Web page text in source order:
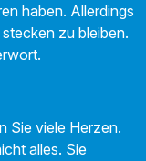
haben. Allerdings
zu bleiben.
Sie viele Herzen.
alles. Sie